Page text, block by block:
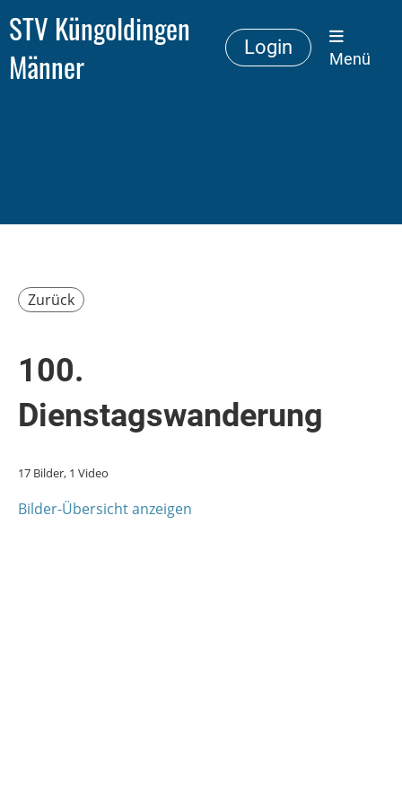
STV Küngoldingen
Männer
Login
Menü
Zurück
100.
Dienstagswanderung
17 Bilder, 1 Video
Bilder-Übersicht anzeigen